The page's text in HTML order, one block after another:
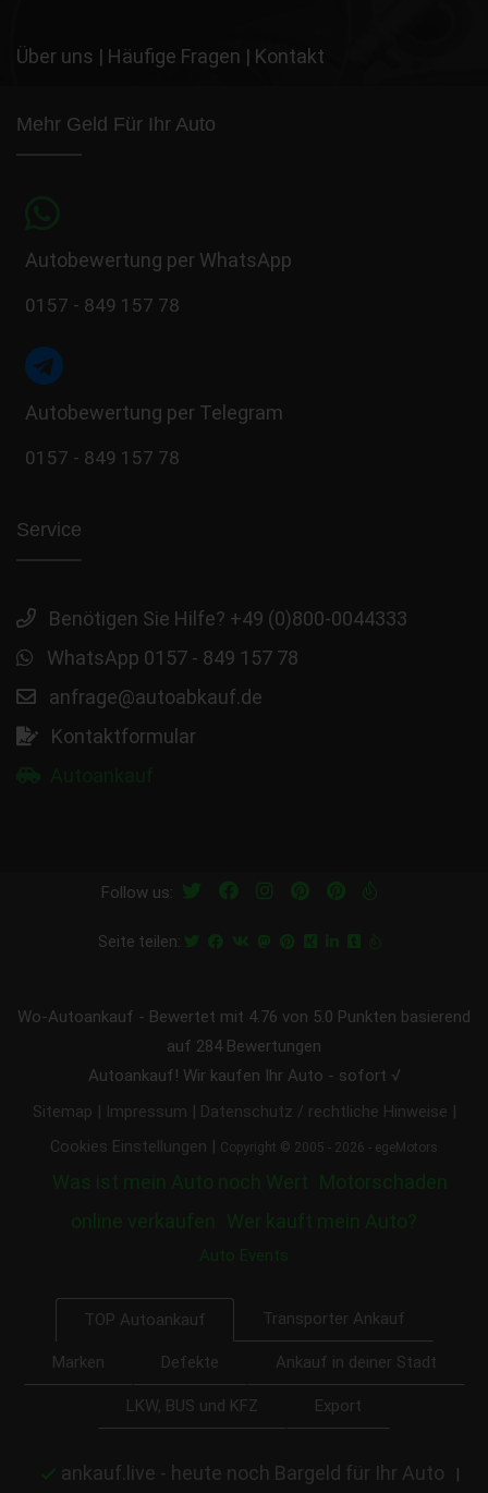
Über uns | Häufige Fragen | Kontakt
Mehr Geld Für Ihr Auto
Autobewertung per WhatsApp
0157 - 849 157 78
Autobewertung per Telegram
0157 - 849 157 78
Service
Benötigen Sie Hilfe? +49 (0)800-0044333
WhatsApp 0157 - 849 157 78
anfrage@autoabkauf.de
Kontaktformular
Follow us:
Seite teilen:
Wo-Autoankauf - Bewertet mit 4.76 von 5.0 Punkten basierend
auf 284Bewertungen
Autoankauf! Wir kaufen Ihr Auto - sofort √
Sitemap Impressum Datenschutz / rechtliche Hinweise
Cookies Einstellungen Copyright © 2005 - 2026 - egeMotors
Was ist mein Auto noch Wert Motorschaden
online verkaufen
Wer kauft mein Auto?
Auto Events
TOP Autoankauf Transporter Ankauf
Marken Defekte Ankauf in deiner Stadt
LKW, BUS und KFZ Export
ankauf.live - heute noch Bargeld für Ihr Auto